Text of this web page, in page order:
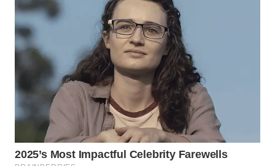
WAHANA
LISTRIK
WAHANA
TRAVEL
WAHANA
WAHANANEWS